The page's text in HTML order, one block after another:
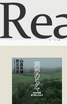
異形の
ホーム 異形